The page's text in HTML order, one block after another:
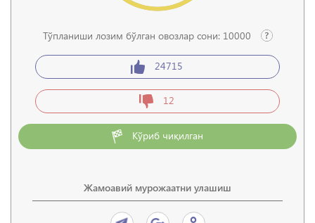
Тўпланиши лозим бўлган овозлар сони: 10000
24715
12
Кўриб чиқилган
Жамоавий мурожаатни улашиш